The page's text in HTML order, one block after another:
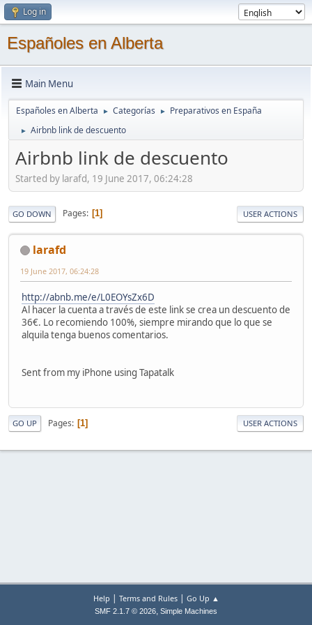
Log in
Españoles en Alberta
Main Menu
Españoles en Alberta ► Categorías ► Preparativos en España
► Airbnb link de descuento
Airbnb link de descuento
Started by larafd, 19 June 2017, 06:24:28
GO DOWN Pages 1 USER ACTIONS
larafd
19 June 2017, 06:24:28
http://abnb.me/e/L0EOYsZx6D
Al hacer la cuenta a través de este link se crea un descuento de
36€. Lo recomiendo 100%, siempre mirando que lo que se
alquila tenga buenos comentarios.
Sent from my iPhone using Tapatalk
GO UP Pages 1 USER ACTIONS
Help | Terms and Rules| Go Up ▲
SMF 2.1.7 © 2026, Simple Machines